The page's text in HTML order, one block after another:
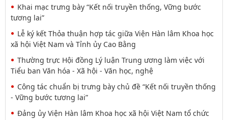
Khai mạc trưng bày “Kết nối truyền thống, Vững bước
tương lai”
Lễ ký kết Thỏa thuận hợp tác giữa Viện Hàn lâm Khoa học
xã hội Việt Nam và Tỉnh ủy Cao Bằng
Thường trực Hội đồng Lý luận Trung ương làm việc với
Tiểu ban Văn hóa - Xã hội - Văn học, nghệ
Công tác chuẩn bị trưng bày chủ đề “Kết nối truyền thống
- Vững bước tương lai”
Đảng ủy Viện Hàn lâm Khoa học xã hội Việt Nam tổ chức